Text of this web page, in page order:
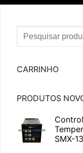
Procurar:
CARRINHO
PRODUTOS
SMX-